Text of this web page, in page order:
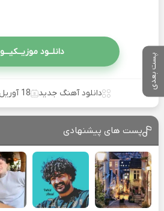
پست بعدی
دانلــود موزیــکیـــو
دانلود آهنگ جدید 18 آوریل 2024
پست های پیشنهادی